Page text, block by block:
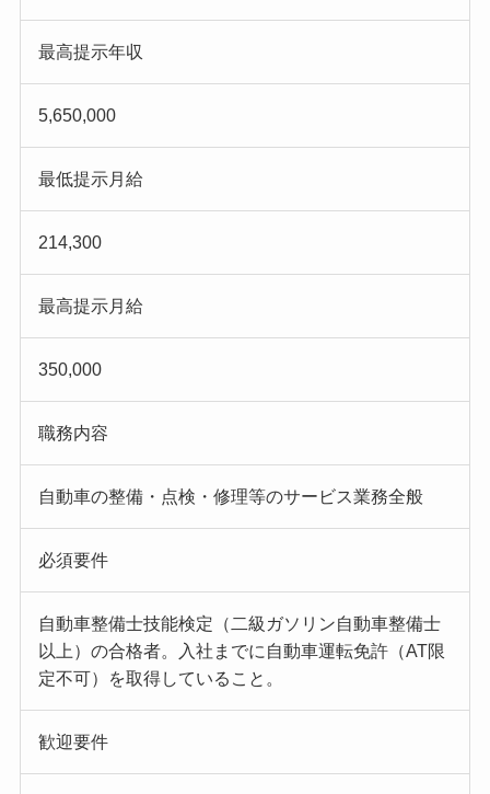
最高提示年収
5,650,000
最低提示月給
214,300
最高提示月給
350,000
職務内容
自動車の整備・点検・修理等のサービス業務全般
必須要件
自動車整備士技能検定（二級ガソリン自動車整備士
以上）の合格者。入社までに自動車運転免許（AT限
定不可）を取得していること。
歓迎要件